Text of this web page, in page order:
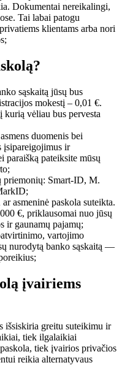
Dokumentai nereikalingi,
Tai labai patogu
klientams arba nori
sąskaitą jūsų bus
mokestį – 0,01 €.
kurią vėliau bus pervesta
duomenis bei
įsipareigojimus ir
paraišką pateiksite mūsų
priemonių: Smart-ID, M.
asmeninė paskola suteikta.
€, priklausomai nuo jūsų
ir gaunamų pajamų;
vartojimo
nurodytą banko sąskaitą —
įvairiems
išsiskiria greitu suteikimu ir
tiek ilgalaikiai
tiek įvairios privačios
reikia alternatyvaus